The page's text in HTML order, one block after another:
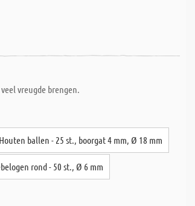
vreugde brengen.
Houten ballen - 25 st., boorgat 4 mm, Ø 18 mm
rond - 50 st., Ø 6 mm